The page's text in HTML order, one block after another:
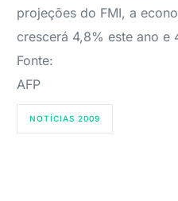
projeções do FMI, a
crescerá 4,8% este ano e
Fonte:
AFP
NOTÍCIAS 2009